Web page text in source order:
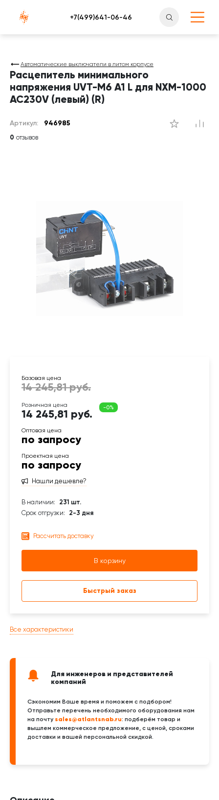
Атлантснаб
Автоматические выключатели в литом корпусе
Расцепитель минимального
напряжения UVT-M6 A1 L для NXM-1000
AC230V (левый) (R)
Артикул: 946985
Все характеристики
Для инженеров и представителей
компаний
Сэкономим Ваше время и поможем с подбором!
Отправьте перечень необходимого оборудования нам
на почту sales@atlantsnab.ru: подберём товар и
вышлем коммерческое предложение, с ценой, сроками
доставки и вашей персональной скидкой.
14 245,81 руб.
по запросу
по запросу
Нашли дешевле?
В наличии:
231 шт.
Срок отгрузки:
2-3 дня
Рассчитать доставку
В корзину
Быстрый заказ